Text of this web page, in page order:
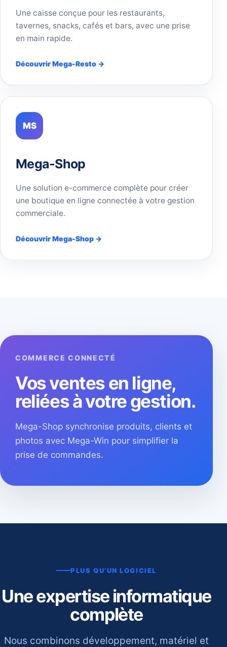
Une caisse conçue pour les restaurants,
tavernes, snacks, cafés et bars, avec une prise
en main rapide.
Découvrir Mega-Resto →
MS
Mega-Shop
Une solution e-commerce complète pour créer
une boutique en ligne connectée à votre gestion
commerciale.
Découvrir Mega-Shop →
COMMERCE CONNECTÉ
Vos ventes en ligne,
reliées à votre gestion.
Mega-Shop synchronise produits, clients et
photos avec Mega-Win pour simplifier la
prise de commandes.
PLUS QU’UN LOGICIEL
Une expertise informatique
complète
Nous combinons développement, matériel et